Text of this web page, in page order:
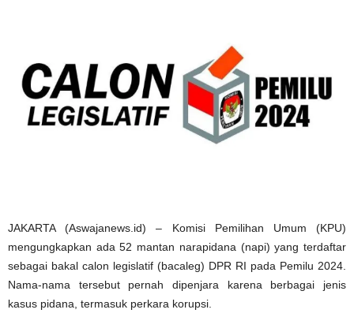
JAKARTA (Aswajanews.id) – Komisi Pemilihan Umum (KPU)
mengungkapkan ada 52 mantan narapidana (napi) yang terdaftar
sebagai bakal calon legislatif (bacaleg) DPR RI pada Pemilu 2024.
Nama-nama tersebut pernah dipenjara karena berbagai jenis
kasus pidana, termasuk perkara korupsi.